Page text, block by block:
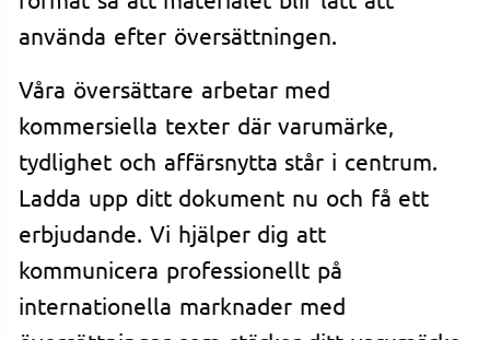
använda efter översättningen.
Våra översättare arbetar med
kommersiella texter där varumärke,
tydlighet och affärsnytta står i centrum.
Ladda upp ditt dokument nu och få ett
erbjudande. Vi hjälper dig att
kommunicera professionellt på
internationella marknader med